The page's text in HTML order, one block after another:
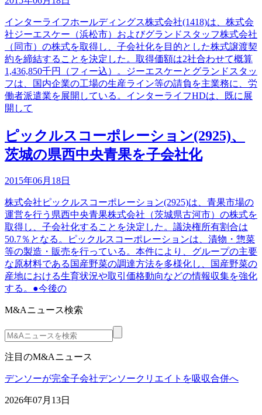
インターライフホールディングス株式会社(1418)は、株式会
社ジーエスケー（浜松市）およびグランドスタッフ株式会社
（同市）の株式を取得し、子会社化を目的とした株式譲渡契
約を締結することを決定した。取得価額は2社合わせて概算
1,436,850千円（フィー込）。ジーエスケーとグランドスタッ
フは、国内企業の工場の生産ライン等の請負を主業務に、労
働者派遣業を展開している。インターライフHDは、既に展
開して
ピックルスコーポレーション(2925)、
茨城の県西中央青果を子会社化
2015年06月18日
株式会社ピックルスコーポレーション(2925)は、青果市場の
運営を行う県西中央青果株式会社（茨城県古河市）の株式を
取得し、子会社化することを決定した。議決権所有割合は
50.7％となる。ピックルスコーポレーションは、漬物・惣菜
等の製造・販売を行っている。本件により、グループの主要
な原材料である国産野菜の調達方法を多様化し、国産野菜の
産地における生育状況や取引価格動向などの情報収集を強化
する。●今後の
M&Aニュース検索
注目のM&Aニュース
デンソーが完全子会社デンソークリエイトを吸収合併へ
2026年07月13日